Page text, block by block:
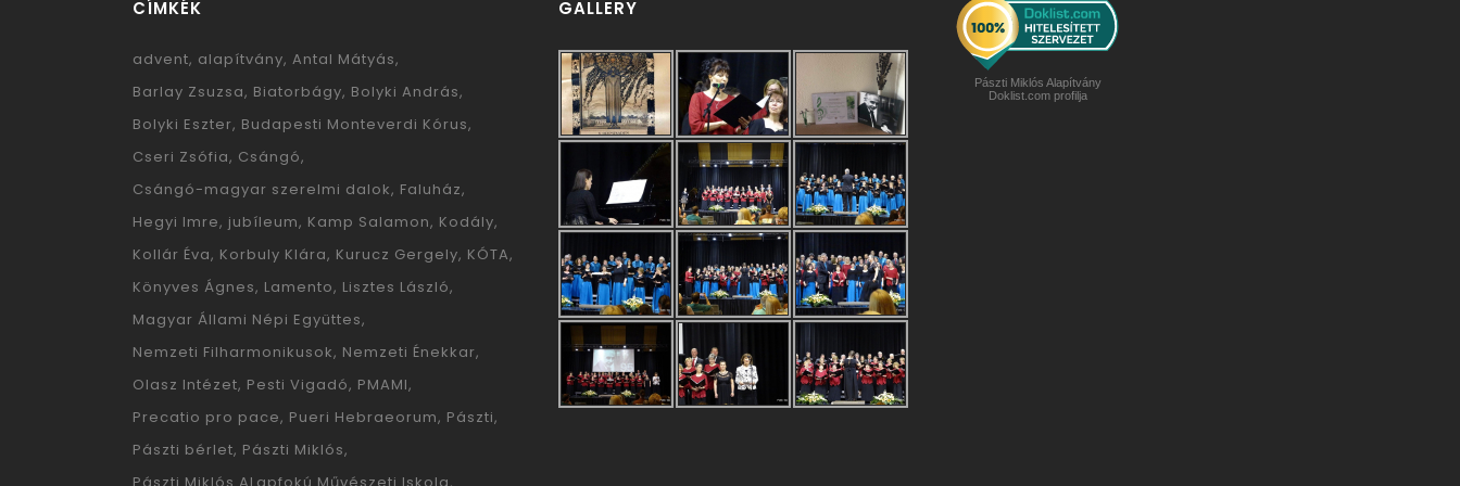
CÍMKÉK
advent alapítvány Antal Mátyás
Barlay Zsuzsa Biatorbágy Bolyki András
Bolyki Eszter Budapesti Monteverdi Kórus
Cseri Zsófia Csángó
Csángó-magyar szerelmi dalok Faluház
Hegyi Imre jubíleum Kamp Salamon Kodály
Kollár Éva Korbuly Klára Kurucz Gergely KÓTA
Könyves Ágnes Lamento Lisztes László
Magyar Állami Népi Együttes
Nemzeti Filharmonikusok Nemzeti Énekkar
Olasz Intézet Pesti Vigadó PMAMI
Precatio pro pace Pueri Hebraeorum Pászti
Pászti bérlet Pászti Miklós
GALLERY
Pászti Miklós Alapítvány
Doklist.com profilja